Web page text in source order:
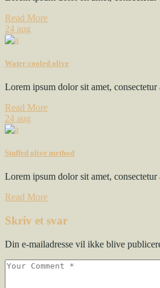
Read More
24 aug
Water cooled olive
Lorem ipsum dolor sit amet,
Read More
24 aug
Stuffed olive method
Lorem ipsum dolor sit amet,
Read More
Skriv et svar
Din e-mailadresse vil ikke blive